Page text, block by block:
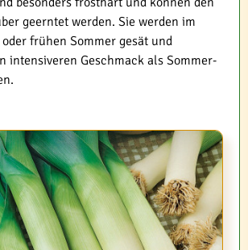
geerntet werden. Sie werden im
frühen Sommer gesät und
intensiveren Geschmack als Sommer-